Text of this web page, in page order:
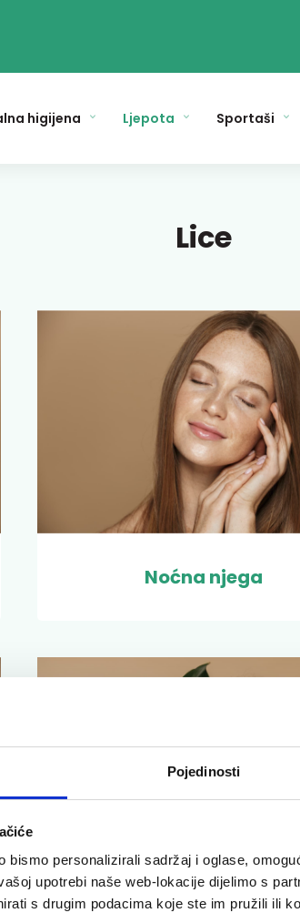
Pojedinosti
bismo personalizirali sadržaj i oglase,
upotrebi naše web-lokacije dijelimo s
s drugim podacima koje ste im pružili ili
higijena Ljepota Sportaši
Lice
Noćna njega